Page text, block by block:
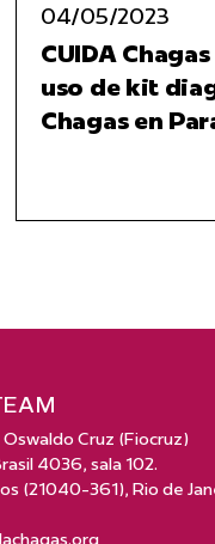
04/05/2023
CUIDA
uso de kit
Chagas en
Cruz (Fiocruz)
4036, sala 102.
(21040-361), Rio de